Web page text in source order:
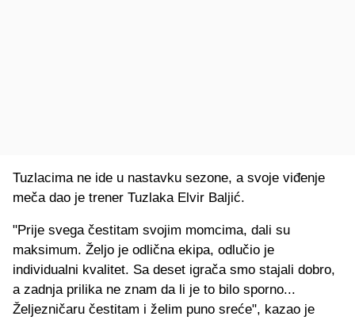
Tuzlacima ne ide u nastavku sezone, a svoje viđenje
meča dao je trener Tuzlaka Elvir Baljić.
"Prije svega čestitam svojim momcima, dali su
maksimum. Željo je odlična ekipa, odlučio je
individualni kvalitet. Sa deset igrača smo stajali dobro,
a zadnja prilika ne znam da li je to bilo sporno...
Željezničaru čestitam i želim puno sreće", kazao je